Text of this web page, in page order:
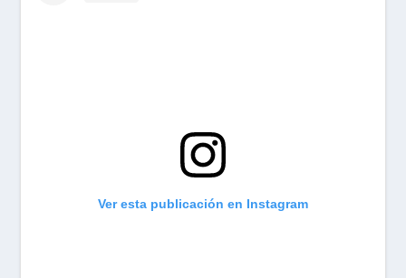
Ver esta publicación en Instagram